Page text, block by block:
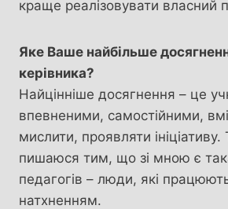
краще реалізовувати власний
Яке Ваше найбільше
керівника?
Найцінніше досягнення – це
впевненими, самостійними,
мислити, проявляти
пишаюся тим, що зі мною є
педагогів – люди, які
натхненням.